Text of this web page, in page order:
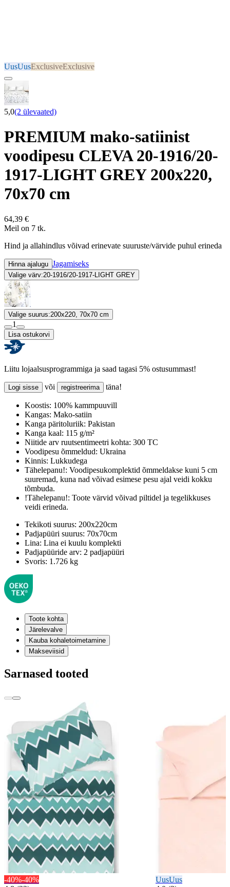
UusUusExclusiveExclusive
5,0(2 ülevaated)
PREMIUM mako-satiinist
voodipesu CLEVA 20-1916/20-
1917-LIGHT GREY 200x220,
70x70 cm
64,39 €
Meil on 7 tk.
Hind ja allahindlus võivad erinevate suuruste/värvide puhul erineda
Hinna ajalugu Jagamiseks
Valige värv:20-1916/20-1917-LIGHT GREY
Valige suurus:200x220, 70x70 cm
1
Lisa ostukorvi
Liitu lojaalsusprogrammiga ja saad tagasi 5% ostusummast!
Logi sisse või registreerima täna!
Koostis: 100% kammpuuvill
Kangas: Mako-satiin
Kanga päritoluriik: Pakistan
Kanga kaal: 115 g/m²
Niitide arv ruutsentimeetri kohta: 300 TC
Voodipesu õmmeldud: Ukraina
Kinnis: Lukkudega
Tähelepanu!: Voodipesukomplektid õmmeldakse kuni 5 cm
suuremad, kuna nad võivad esimese pesu ajal veidi kokku
tõmbuda.
!Tähelepanu!: Toote värvid võivad piltidel ja tegelikkuses
veidi erineda.
Tekikoti suurus: 200x220cm
Padjapüüri suurus: 70x70cm
Lina: Lina ei kuulu komplekti
Padjapüüride arv: 2 padjapüüri
Svoris: 1.726 kg
Toote kohta
Järelevalve
Kauba kohaletoimetamine
Makseviisid
Sarnased tooted
-40%-40%
UusUus